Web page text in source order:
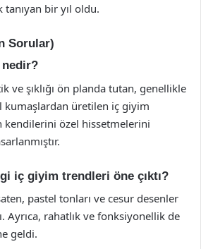
bir yıl oldu.
Sorular)
ve şıklığı ön planda tutan, genellikle
kumaşlardan üretilen iç giyim
kendilerini özel hissetmelerini
iç giyim trendleri öne çıktı?
pastel tonları ve cesur desenler
Ayrıca, rahatlık ve fonksiyonellik de
geldi.